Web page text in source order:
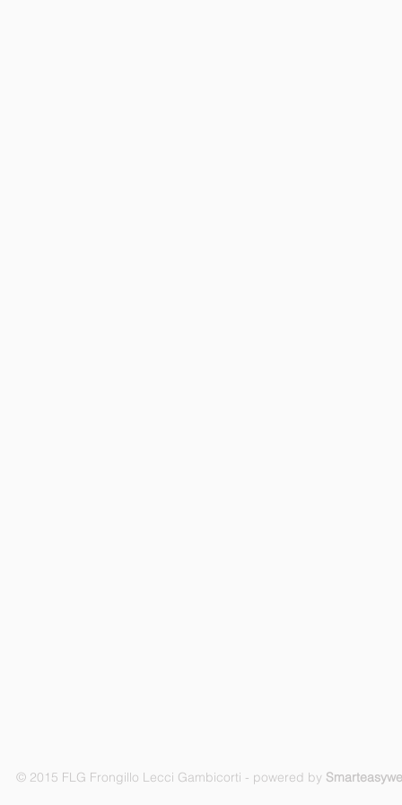
© 2015 FLG Frongillo Lecci Gambicorti - powered by